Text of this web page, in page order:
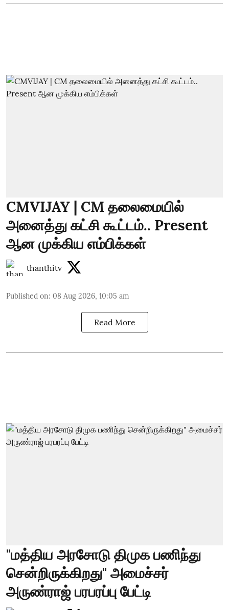
CMVIJAY | CM தலைமையில்
அனைத்து கட்சி கூட்டம்.. Present
ஆன முக்கிய எம்பிக்கள்
thanthitv
Published on: 08 Aug 2026, 10:05 am
Read More
"மத்திய அரசோடு திமுக பணிந்து
சென்றிருக்கிறது" அமைச்சர்
அருண்ராஜ் பரபரப்பு பேட்டி